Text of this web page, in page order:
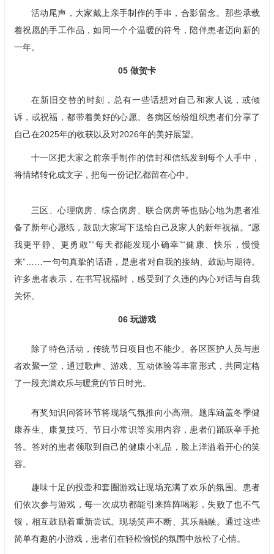
活动尾声，大家戴上亲手制作的手串，合影留念。那些承载
着祝愿的手工作品，如同一个个温暖的符号，陪伴患者迈向新的
一年。
05 做贺卡
在新旧交替的时刻，总有一些话想对自己和家人说，或倾
诉，或祝福，都带着美好的心愿。各病区纷纷组织患者们分享了
自己在2025年的收获以及对2026年的美好展望。
十一区把大家之前亲手制作的信封和信纸发到每个人手中，
将情绪转化成文字，把每一份记忆都留在心中。
三区、心理病房、综合病房、联合病房等也贴心地为患者准
备了新年心愿纸，鼓励大家写下送给自己及家人的新年祝福。“愿
我更平静、更勇敢”“每天都能发现小确幸”“健康、快乐，慢慢
来”……一句句真挚的话语，是患者对自我的接纳、鼓励与期待。
许多患者表示，在书写祝福时，感受到了久违的内心对话与自我
关怀。
06 玩游戏
除了特色活动，传统节日项目也不能少。各区医护人员与患
者欢聚一堂，通过歌声、游戏、互动体验等丰富形式，共同定格
了一段充满欢乐与暖意的节日时光。
有奖知识问答环节将现场气氛推向小高潮。题库涵盖冬季健
康养生、康复技巧、节日小常识等实用内容，患者们踊跃举手抢
答。答对的患者领取到自己的健康小礼品，脸上洋溢着开心的笑
容。
趣味十足的投壶和套圈游戏让现场充满了欢乐的氛围。患者
们依次参与游戏，每一次成功都能引来阵阵喝彩，失败了也不气
馁，相互鼓励着重新尝试。现场笑声不断、其乐融融。通过这些
简单有趣的小游戏，患者们在轻松愉悦的氛围中放松了心情。